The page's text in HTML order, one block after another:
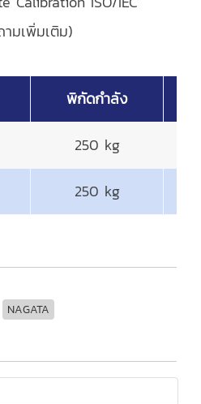
มเพิ่มเติม)
พิกัดกำลัง
250 kg
250 kg
NAGATA